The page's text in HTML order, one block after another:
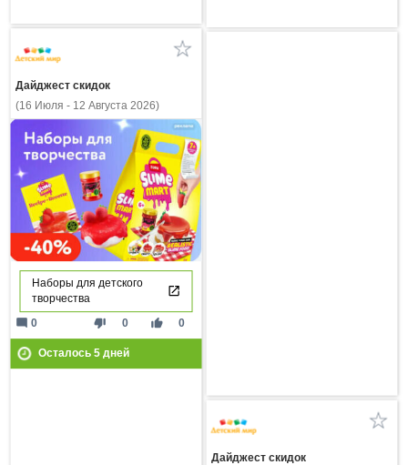
Дайджест скидок
(16 Июля - 12 Августа 2026)
Наборы для детского
творчества
thumb_down 0 thumb_up 0
mode_comment 0
Осталось 5дней
Дайджест скидок